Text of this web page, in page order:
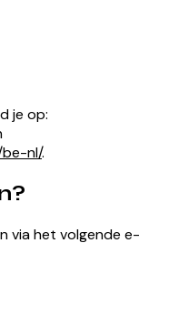
je op:
nl/.
via het volgende e-